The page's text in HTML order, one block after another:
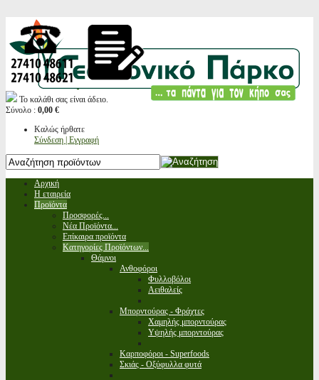
Το καλάθι σας είναι άδειο.
Σύνολο : 0,00 €
Καλώς ήρθατε
Σύνδεση | Εγγραφή
Αρχική
Η εταιρεία
Προϊόντα
Προσφορές...
Νέα Προϊόντα...
Επίκαιρα προϊόντα
Κατηγορίες Προϊόντων...
Θάμνοι
Ανθοφόροι
Φυλλοβόλοι
Αειθαλείς
Μπορντούρας - Φράχτες
Χαμηλής μπορντούρας
Υψηλής μπορντούρας
Καρποφόροι - Superfoods
Σκιάς - Οξύφυλλα φυτά